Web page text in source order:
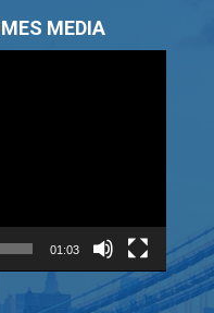
MEDIA
01:03